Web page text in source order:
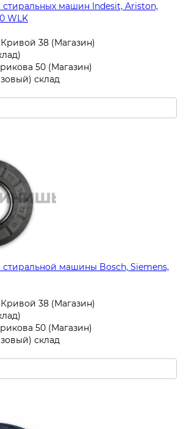
стиральных машин Indesit, Ariston,
WLK
38 (Магазин)
50 (Магазин)
склад
стиральной машины Bosch, Siemens,
38 (Магазин)
50 (Магазин)
склад